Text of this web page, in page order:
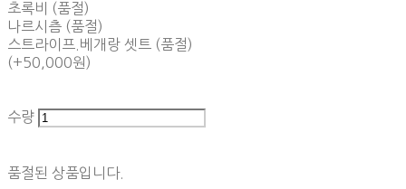
초록비 (품절)
나르시츰 (품절)
스트라이프.베개랑 셋트 (품절)
(+50,000원)
수량
품절된 상품입니다.